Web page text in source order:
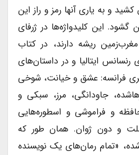
و به یاری آنها رمز و راز این
گشود. این کلیدواژه‌ها در ژرفای
ریشه دارند، در کتاب
ایتالیا و در داستان‌های
فرانسه: عشق و خیانت، شوخی
جاودانگی، مرز، سبکی و
و فراموشی و اسطوره‌هایی
و دون ژوان. همان طور که
«تمام رمان‌های یک نویسنده